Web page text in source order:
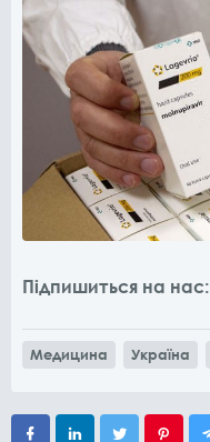
Підпишиться на нас:
Медицина Україна